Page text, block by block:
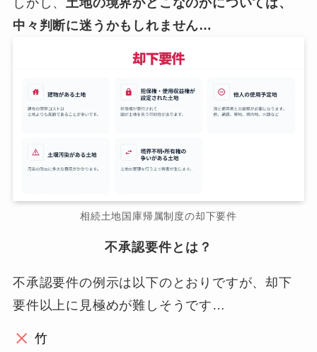
しかし、土地の境界がどこなのかについては、
中々判断に迷うかもしれません…
相続土地国庫帰属制度の却下要件
不承認要件とは？
不承認要件の例示は以下のとおりですが、却下
要件以上に見極めが難しそうです…
竹